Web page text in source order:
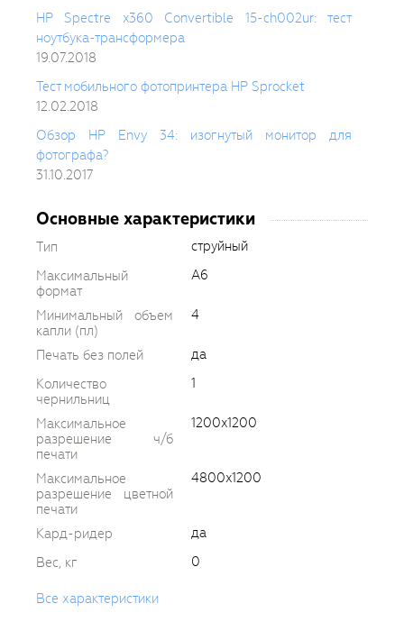
HP Spectre x360 Convertible 15-ch002ur: тест
ноутбука-трансформера
19.07.2018
Тест мобильного фотопринтера HP Sprocket
12.02.2018
Обзор HP Envy 34: изогнутый монитор для
фотографа?
31.10.2017
Основные характеристики
Тип
струйный
Максимальный
формат
A6
Минимальный объем
капли (пл)
4
Печать без полей
да
Количество
чернильниц
1
Максимальное
разрешение ч/б
печати
1200x1200
Максимальное
разрешение цветной
печати
4800x1200
Кард-ридер
да
Вес, кг
0
Все характеристики